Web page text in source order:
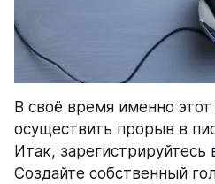
В своё время именно
осуществить прорыв в
Итак, зарегистрируйтесь
Создайте собственный